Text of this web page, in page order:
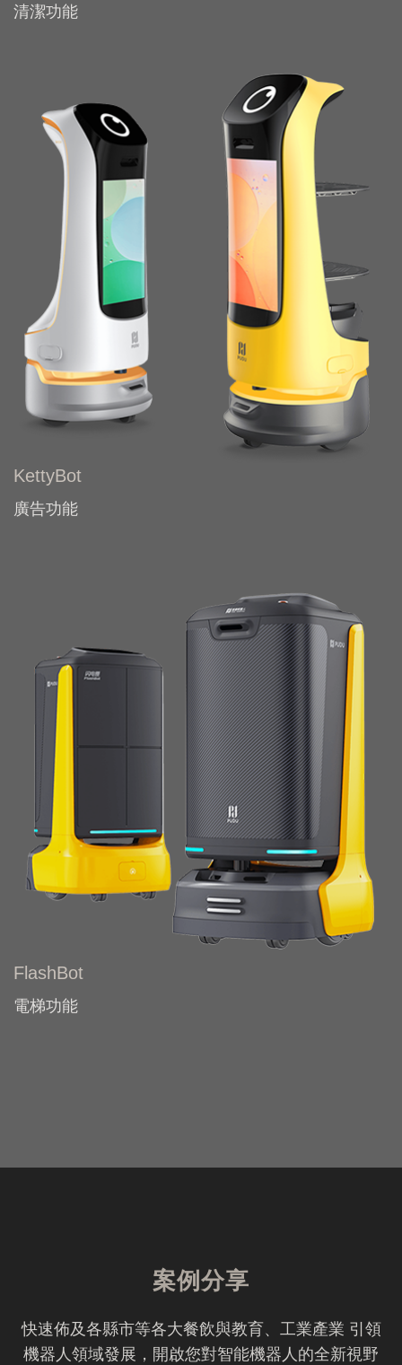
清潔功能
KettyBot
廣告功能
FlashBot
電梯功能
案例分享
快速佈及各縣市等各大餐飲與教育、工業產業 引領
機器人領域發展，開啟您對智能機器人的全新視野